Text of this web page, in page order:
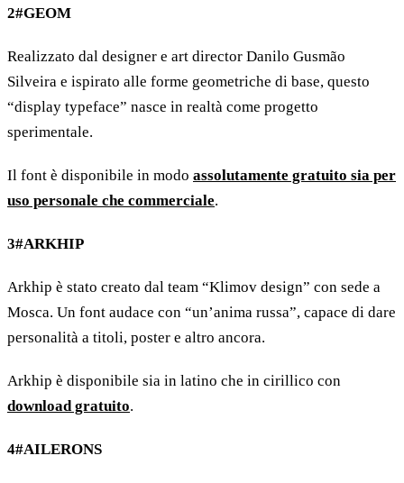
2#GEOM
Realizzato dal designer e art director Danilo Gusmão
Silveira e ispirato alle forme geometriche di base, questo
“display typeface” nasce in realtà come progetto
sperimentale.
Il font è disponibile in modo assolutamente gratuito sia per
uso personale che commerciale.
3#ARKHIP
Arkhip è stato creato dal team “Klimov design” con sede a
Mosca. Un font audace con “un’anima russa”, capace di dare
personalità a titoli, poster e altro ancora.
Arkhip è disponibile sia in latino che in cirillico con
download gratuito.
4#AILERONS